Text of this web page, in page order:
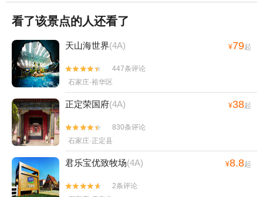
看了该景点的人还看了
天山海世界(4A) ¥79起


447条评论
石家庄·裕华区
正定荣国府(4A) ¥38起


830条评论
石家庄·正定县
君乐宝优致牧场(4A) ¥8.8起


2条评论